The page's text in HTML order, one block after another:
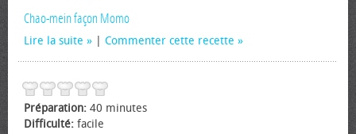
Chao-mein façon Momo
Lire la suite Commenter cette recette
Préparation: 40 minutes
Difficulté: facile